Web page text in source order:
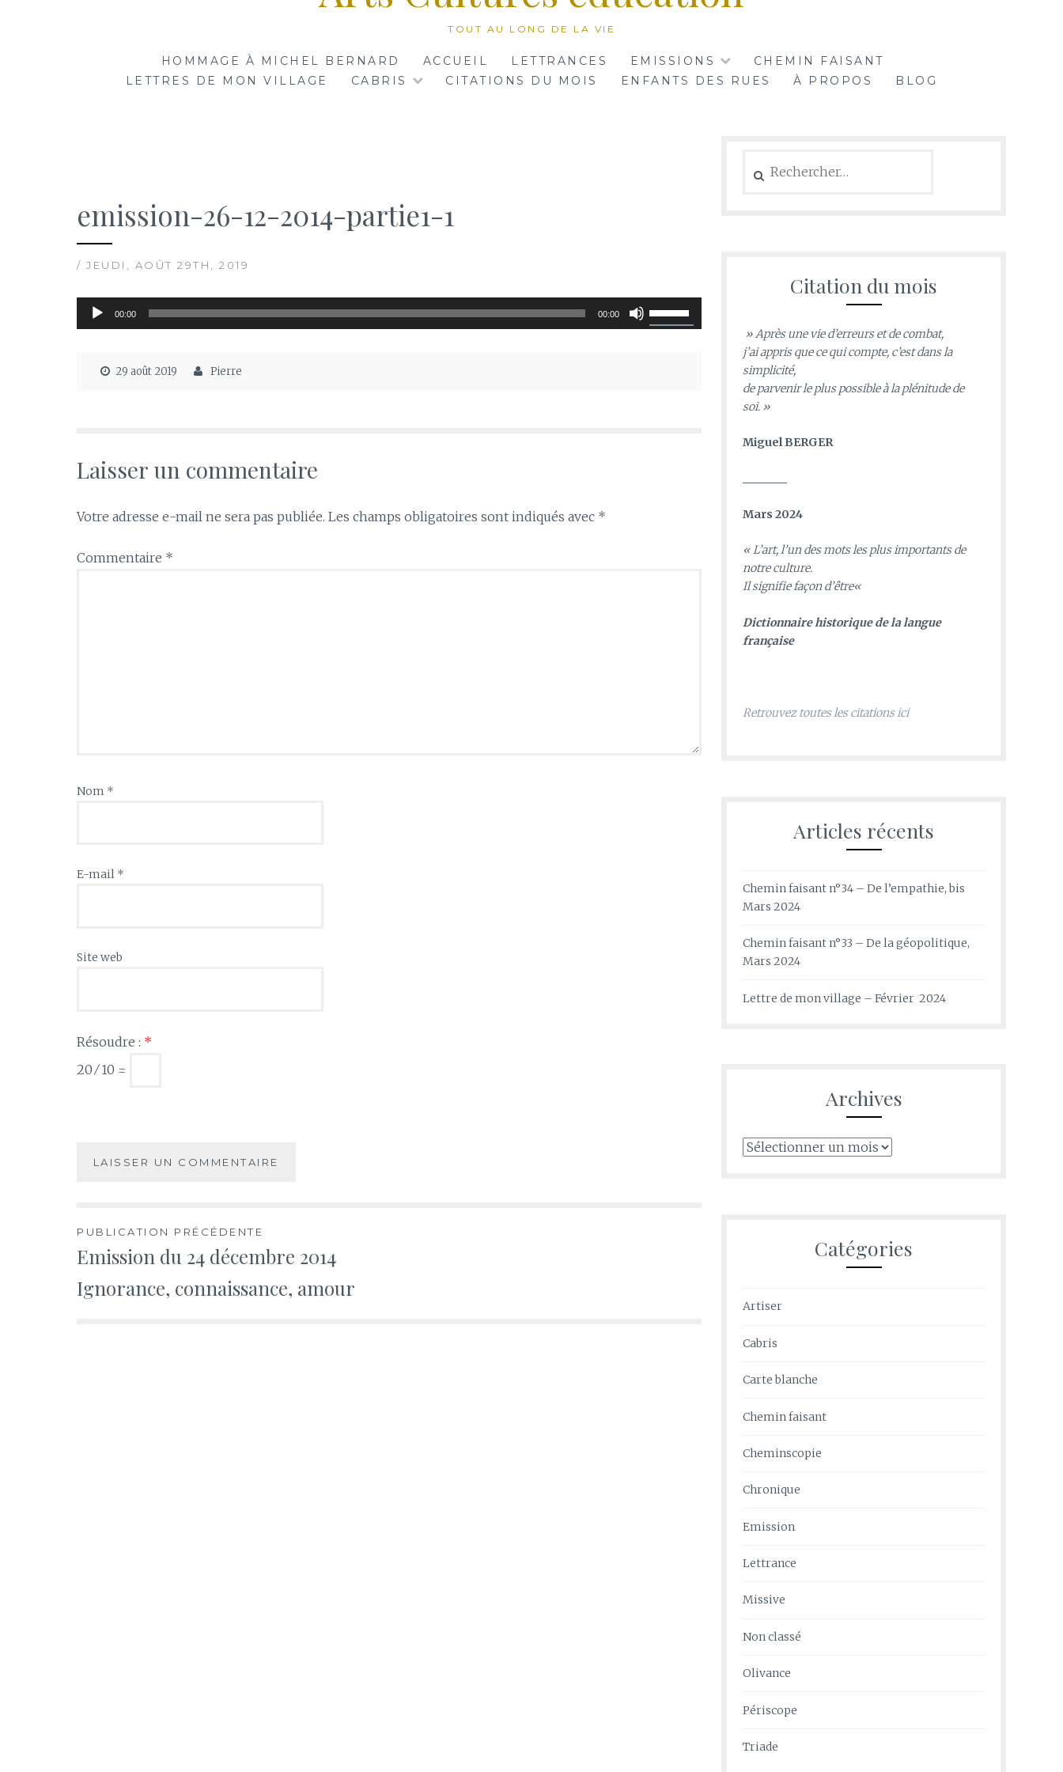
TOUT AU LONG DE LA VIE
HOMMAGE À MICHEL BERNARD ACCUEIL LETTRANCES EMISSIONS
CHEMIN FAISANT
LETTRES DE MON VILLAGE
CABRIS CITATIONS DU MOIS ENFANTS DES RUES À PROPOS BLOG
emission-26-12-2014-partie1-1
/ JEUDI, AOÛT 29TH, 2019
Lecteur
audio
00:00 00:00
Utilisez
les
29 août 2019 Pierre
Laisser un commentaire
Votre adresse e-mail ne sera pas publiée. Les champs obligatoires sont indiqués avec *
Commentaire *
Nom *
E-mail *
Site web
Résoudre : *
20 ⁄ 10 =
Navigation
de
PUBLICATION PRÉCÉDENTE
Emission du 24 décembre 2014
Ignorance, connaissance, amour
Citation du mois
» Après une vie d’erreurs et de combat,
j’ai appris que ce qui compte, c’est dans la
simplicité,
de parvenir le plus possible à la plénitude de
soi. »
Miguel BERGER
Mars 2024
«L’art, l’un des mots les plus importants de
notre culture.
Il signifie façon d’être«
Dictionnaire historique de la langue
française
Retrouvez toutes les citations ici
Articles récents
Chemin faisant n°34 – De l’empathie, bis
Mars 2024
Chemin faisant n°33 – De la géopolitique,
Mars 2024
Lettre de mon village – Février 2024
Archives
Archives
Catégories
Artiser
Cabris
Carte blanche
Chemin faisant
Cheminscopie
Chronique
Emission
Lettrance
Missive
Non classé
Olivance
Périscope
Triade